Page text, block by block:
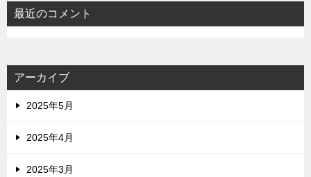
最近のコメント
アーカイブ
2025年5月
2025年4月
2025年3月